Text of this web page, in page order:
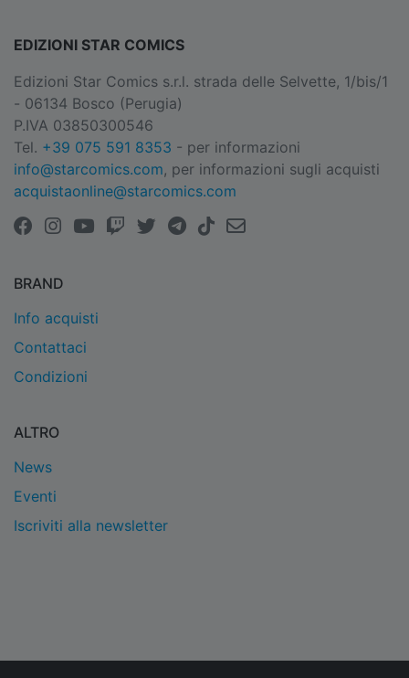
EDIZIONI STAR COMICS
Edizioni Star Comics s.r.l. strada delle Selvette, 1/bis/1
- 06134 Bosco (Perugia)
P.IVA 03850300546
Tel. +39 075 591 8353 - per informazioni
info@starcomics.com, per informazioni sugli acquisti
acquistaonline@starcomics.com
BRAND
Info acquisti
Contattaci
Condizioni
ALTRO
News
Eventi
Iscriviti alla newsletter